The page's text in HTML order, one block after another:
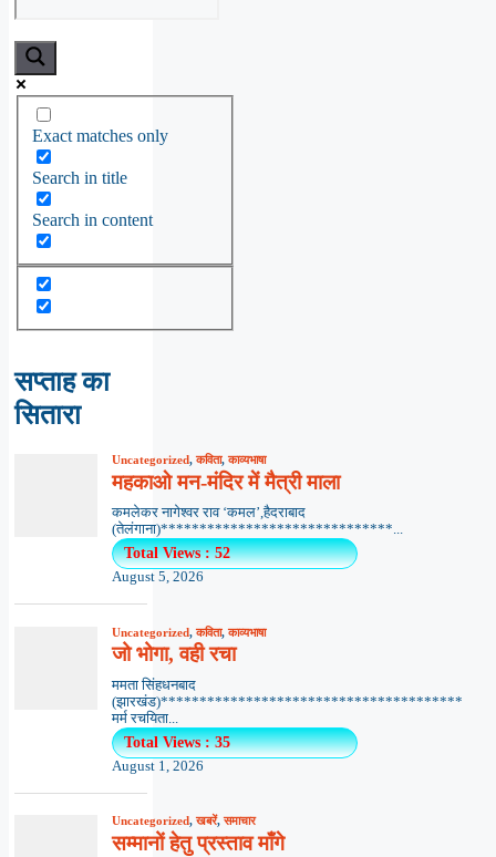
Exact matches only
Search in title
Search in content
सप्ताह का
सितारा
Uncategorized,कविता,काव्यभाषा
महकाओ मन-मंदिर में मैत्री माला
कमलेकर नागेश्वर राव ‘कमल’,हैदराबाद
(तेलंगाना)******************************...
Total Views : 52
August 5, 2026
Uncategorized,कविता,काव्यभाषा
जो भोगा, वही रचा
ममता सिंहधनबाद
(झारखंड)***************************************
मर्म रचयिता...
Total Views : 35
August 1, 2026
Uncategorized,खबरें,समाचार
सम्मानों हेतु प्रस्ताव माँगे